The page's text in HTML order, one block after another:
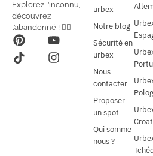
ll
*
Explorez l’inconnu,
découvrez
l’abandonné ! 🕵️‍♂️
urbex
Notre blog
Sécurité en
urbex
Nous
contacter
Proposer
un spot
Qui somme
nous ?